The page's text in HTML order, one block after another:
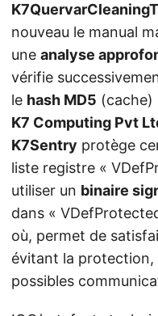
nouveau le manual
une analyse
vérifie
le hash MD5 (cache)
K7 Computing Pvt
K7Sentry protège
liste registre «
utiliser un binaire
dans «
où, permet de
évitant la protection,
possibles